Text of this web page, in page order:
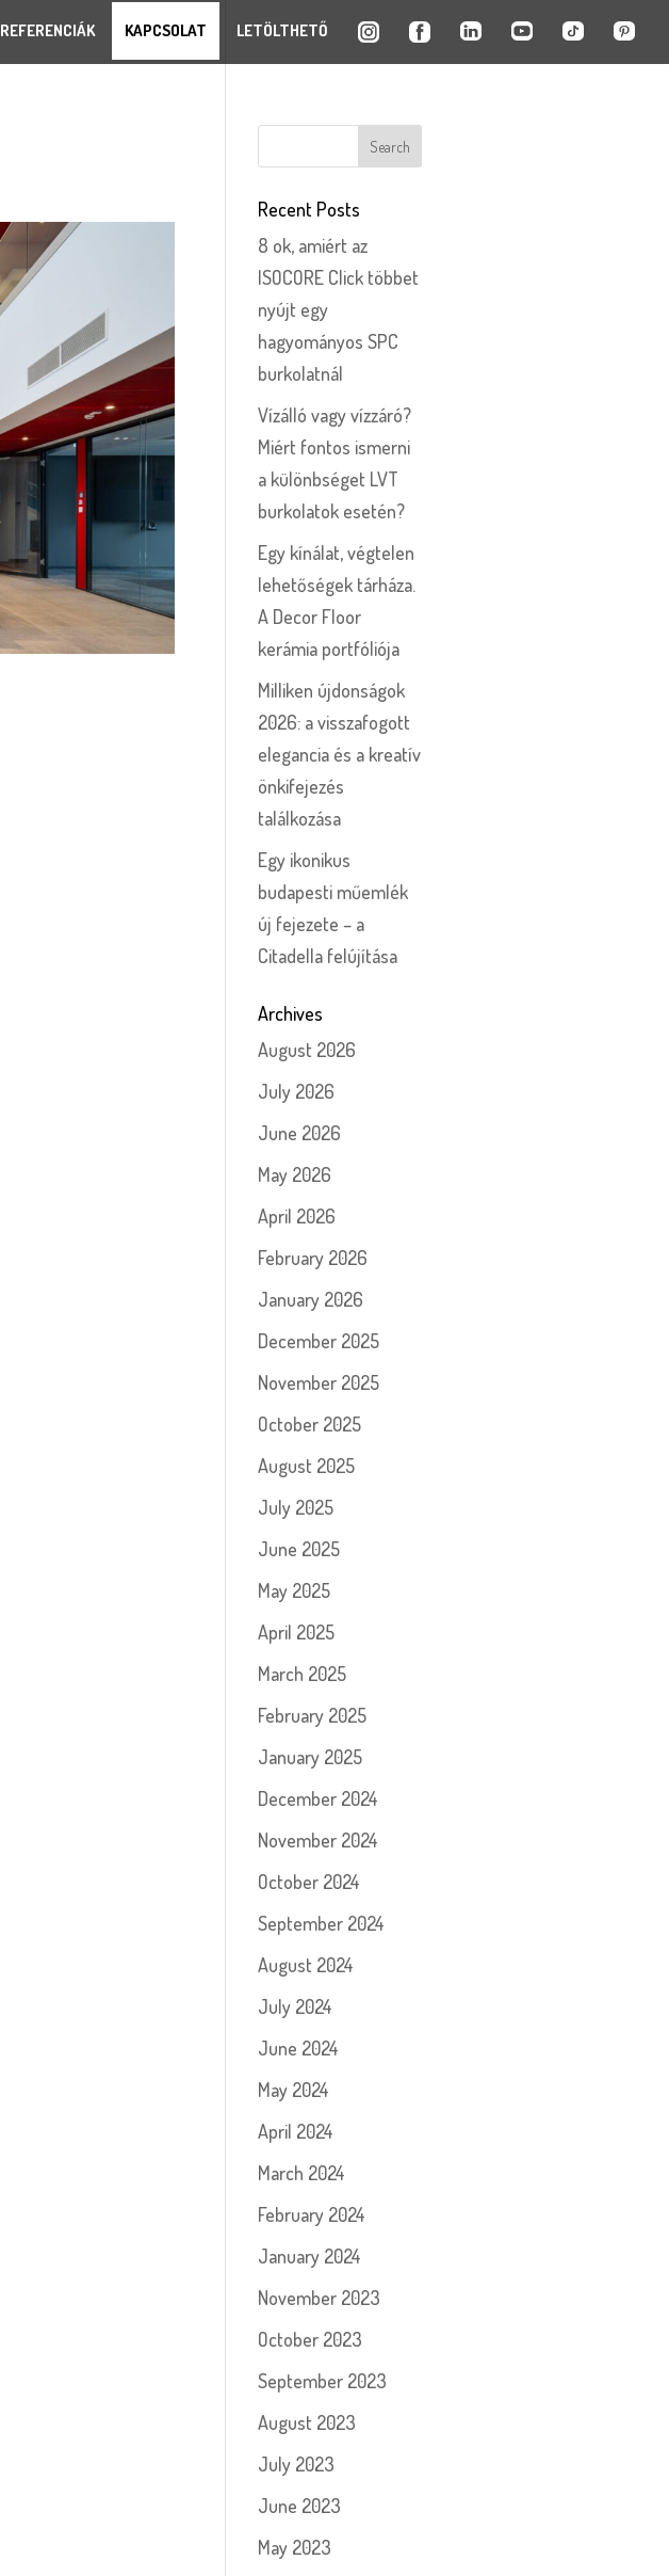
REFERENCIÁK KAPCSOLAT LETÖLTHETŐ
Recent Posts
8 ok, amiért az
ISOCORE Click többet
nyújt egy
hagyományos SPC
burkolatnál
Vízálló vagy vízzáró?
Miért fontos ismerni
a különbséget LVT
burkolatok esetén?
Egy kínálat, végtelen
lehetőségek tárháza.
A Decor Floor
kerámia portfóliója
Milliken újdonságok
2026: a visszafogott
elegancia és a kreatív
önkifejezés
találkozása
Egy ikonikus
budapesti műemlék
új fejezete – a
Citadella felújítása
Archives
August 2026
July 2026
June 2026
May 2026
April 2026
February 2026
January 2026
December 2025
November 2025
October 2025
August 2025
July 2025
June 2025
May 2025
April 2025
March 2025
February 2025
January 2025
December 2024
November 2024
October 2024
September 2024
August 2024
July 2024
June 2024
May 2024
April 2024
March 2024
February 2024
January 2024
November 2023
October 2023
September 2023
August 2023
July 2023
June 2023
May 2023